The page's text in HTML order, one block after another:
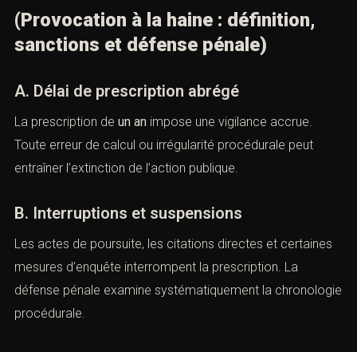
Certains discours peuvent relever à la fois de la
provocation à la haine
apologie de crimes ou de
délits, notamment lorsqu’ils légitiment des violences à
XIX. Prescription et actes
interruptifs spécifiques
(Provocation à la haine : définition,
sanctions et défense pénale)
A. Délai de prescription abrégé
La prescription de